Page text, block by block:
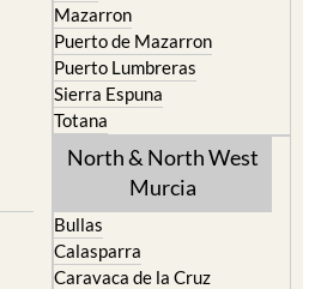
Mazarron
Puerto de Mazarron
Puerto Lumbreras
Sierra Espuna
Totana
North & North West
Murcia
Bullas
Calasparra
Caravaca de la Cruz